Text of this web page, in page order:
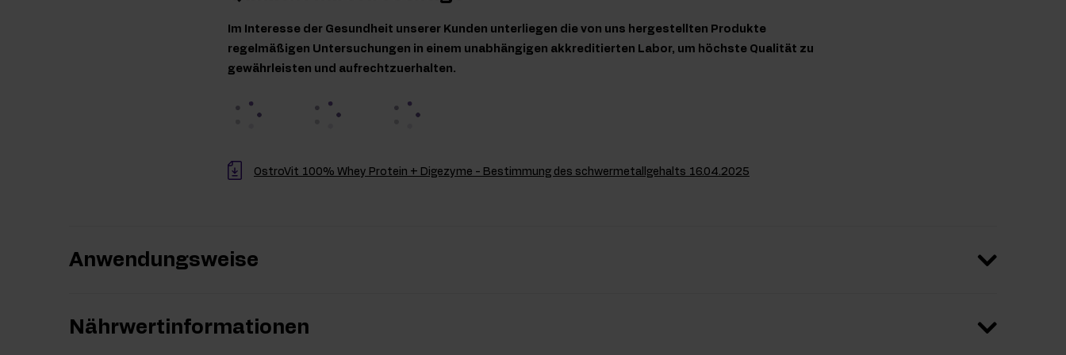
Im Interesse der Gesundheit unserer Kunden unterliegen die von uns hergestellten Produkte
regelmäßigen Untersuchungen in einem unabhängigen akkreditierten Labor, um höchste Qualität zu
gewährleisten und aufrechtzuerhalten.
OstroVit 100% Whey Protein + Digezyme - Bestimmung des schwermetallgehalts 16.04.2025
Anwendungsweise
Nährwertinformationen